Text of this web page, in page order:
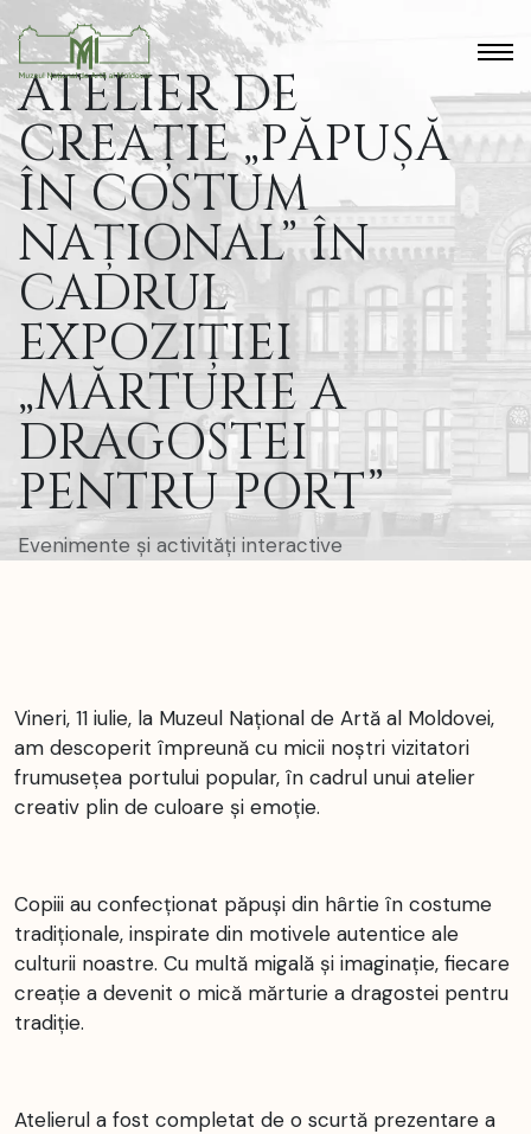
ATELIER DE
CREAȚIE „PĂPUȘĂ
ÎN COSTUM
NAȚIONAL” ÎN
CADRUL
EXPOZIȚIEI
„MĂRTURIE A
DRAGOSTEI
PENTRU PORT”
Evenimente și activități interactive
Vineri, 11 iulie, la Muzeul Național de Artă al Moldovei,
am descoperit împreună cu micii noștri vizitatori
frumusețea portului popular, în cadrul unui atelier
creativ plin de culoare și emoție.
Copiii au confecționat păpuși din hârtie în costume
tradiționale, inspirate din motivele autentice ale
culturii noastre. Cu multă migală și imaginație, fiecare
creație a devenit o mică mărturie a dragostei pentru
tradiție.
Atelierul a fost completat de o scurtă prezentare a